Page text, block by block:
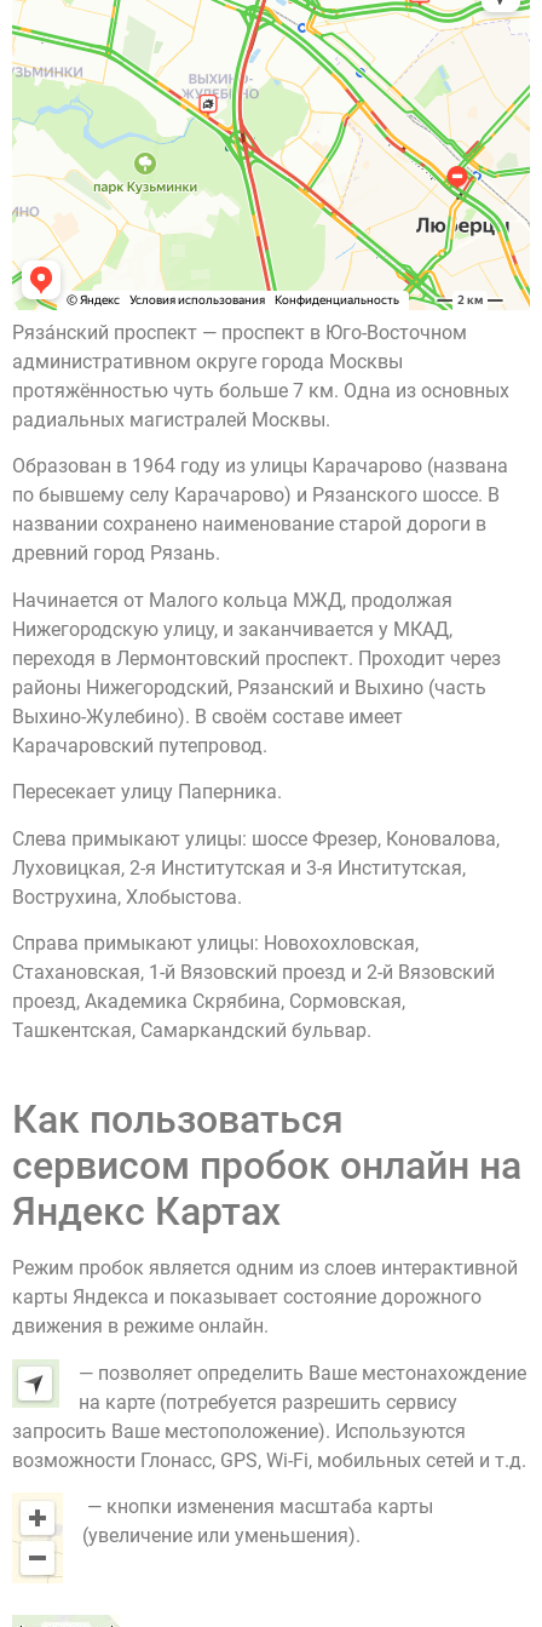
Ряза́нский проспект — проспект в Юго-Восточном
административном округе города Москвы
протяжённостью чуть больше 7 км. Одна из основных
радиальных магистралей Москвы.
Образован в 1964 году из улицы Карачарово (названа
по бывшему селу Карачарово) и Рязанского шоссе. В
названии сохранено наименование старой дороги в
древний город Рязань.
Начинается от Малого кольца МЖД, продолжая
Нижегородскую улицу, и заканчивается у МКАД,
переходя в Лермонтовский проспект. Проходит через
районы Нижегородский, Рязанский и Выхино (часть
Выхино-Жулебино). В своём составе имеет
Карачаровский путепровод.
Пересекает улицу Паперника.
Слева примыкают улицы: шоссе Фрезер, Коновалова,
Луховицкая, 2-я Институтская и 3-я Институтская,
Вострухина, Хлобыстова.
Справа примыкают улицы: Новохохловская,
Стахановская, 1-й Вязовский проезд и 2-й Вязовский
проезд, Академика Скрябина, Сормовская,
Ташкентская, Самаркандский бульвар.
Как пользоваться
сервисом пробок онлайн на
Яндекс Картах
Режим пробок является одним из слоев интерактивной
карты Яндекса и показывает состояние дорожного
движения в режиме онлайн.
— позволяет определить Ваше местонахождение
на карте (потребуется разрешить сервису
запросить Ваше местоположение). Используются
возможности Глонасс, GPS, Wi-Fi, мобильных сетей и т.д.
— кнопки изменения масштаба карты
(увеличение или уменьшения).